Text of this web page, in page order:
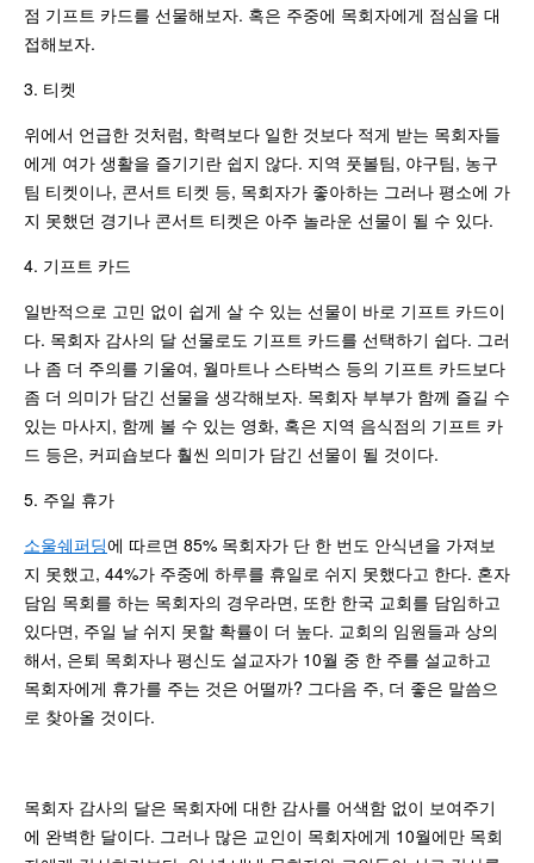
점 기프트 카드를 선물해보자. 혹은 주중에 목회자에게 점심을 대
접해보자.
3. 티켓
위에서 언급한 것처럼, 학력보다 일한 것보다 적게 받는 목회자들
에게 여가 생활을 즐기기란 쉽지 않다. 지역 풋볼팀, 야구팀, 농구
팀 티켓이나, 콘서트 티켓 등, 목회자가 좋아하는 그러나 평소에 가
지 못했던 경기나 콘서트 티켓은 아주 놀라운 선물이 될 수 있다.
4. 기프트 카드
일반적으로 고민 없이 쉽게 살 수 있는 선물이 바로 기프트 카드이
다. 목회자 감사의 달 선물로도 기프트 카드를 선택하기 쉽다. 그러
나 좀 더 주의를 기울여, 월마트나 스타벅스 등의 기프트 카드보다
좀 더 의미가 담긴 선물을 생각해보자. 목회자 부부가 함께 즐길 수
있는 마사지, 함께 볼 수 있는 영화, 혹은 지역 음식점의 기프트 카
드 등은, 커피숍보다 훨씬 의미가 담긴 선물이 될 것이다.
5. 주일 휴가
소울쉐퍼딩에 따르면 85% 목회자가 단 한 번도 안식년을 가져보
지 못했고, 44%가 주중에 하루를 휴일로 쉬지 못했다고 한다. 혼자
담임 목회를 하는 목회자의 경우라면, 또한 한국 교회를 담임하고
있다면, 주일 날 쉬지 못할 확률이 더 높다. 교회의 임원들과 상의
해서, 은퇴 목회자나 평신도 설교자가 10월 중 한 주를 설교하고
목회자에게 휴가를 주는 것은 어떨까? 그다음 주, 더 좋은 말씀으
로 찾아올 것이다.
목회자 감사의 달은 목회자에 대한 감사를 어색함 없이 보여주기
에 완벽한 달이다. 그러나 많은 교인이 목회자에게 10월에만 목회